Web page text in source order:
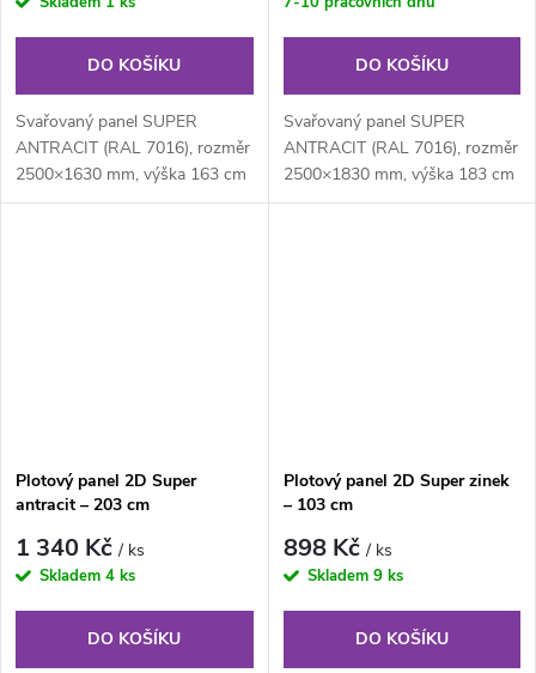
DO KOŠÍKU
Svařovaný panel SUPER
ANTRACIT (RAL 7016), rozměr
2500×1630 mm, výška 163 cm
je svařovaný plotový panel o
DO KOŠÍKU
Svařovaný panel SUPER
ANTRACIT (RAL 7016), rozměr
2500×1830 mm, výška 183 cm
je svařovaný plotový panel o
Plotový panel 2D Super
antracit – 203 cm
1 340 Kč/ ks
Skladem 4 ks
DO KOŠÍKU
Plotový panel 2D Super zinek
– 103 cm
898 Kč/ ks
Skladem 9 ks
DO KOŠÍKU